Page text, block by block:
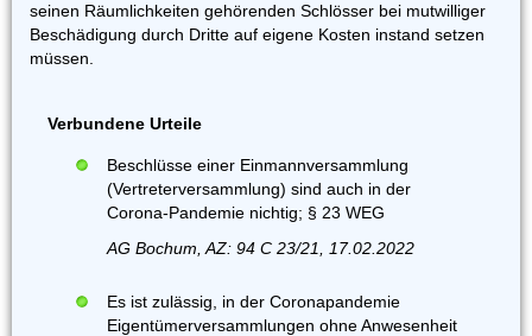
seinen Räumlichkeiten gehörenden Schlösser bei mutwilliger
Beschädigung durch Dritte auf eigene Kosten instand setzen
müssen.
Verbundene Urteile
Beschlüsse einer Einmannversammlung
(Vertreterversammlung) sind auch in der
Corona-Pandemie nichtig; § 23 WEG
AG Bochum, AZ: 94 C 23/21, 17.02.2022
Es ist zulässig, in der Coronapandemie
Eigentümerversammlungen ohne Anwesenheit